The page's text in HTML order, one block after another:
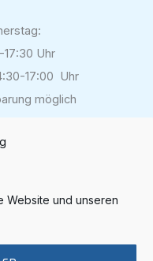
Website und unseren
17:30 Uhr
17:00 Uhr
möglich